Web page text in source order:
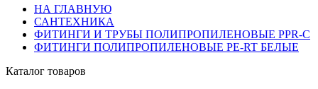
НА ГЛАВНУЮ
САНТЕХНИКА
ФИТИНГИ И ТРУБЫ ПОЛИПРОПИЛЕНОВЫЕ PPR-C
ФИТИНГИ ПОЛИПРОПИЛЕНОВЫЕ PE-RT БЕЛЫЕ
Каталог товаров